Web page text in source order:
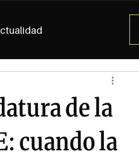
de la
cuando la